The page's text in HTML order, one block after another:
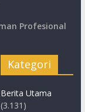
Profesional
Kategori
Berita Utama
(3.131)